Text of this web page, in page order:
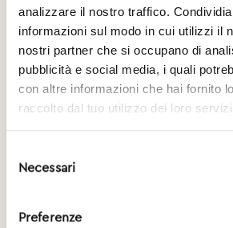
analizzare il nostro traffico.
informazioni sul modo in cui utilizzi il
nostri partner che si occupano di
pubblicità e social media, i quali
con altre informazioni che hai fornito
raccolto dal tuo utilizzo dei loro
delNecessari
Preferenze
Potrebbe